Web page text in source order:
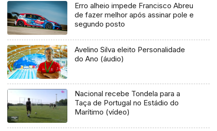
Erro alheio impede Francisco Abreu
de fazer melhor após assinar pole e
segundo posto
Avelino Silva eleito Personalidade
do Ano (áudio)
Nacional recebe Tondela para a
Taça de Portugal no Estádio do
Marítimo (vídeo)